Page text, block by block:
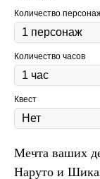
Количество
Количество часов
Квест
Мечта ваших
Наруто и